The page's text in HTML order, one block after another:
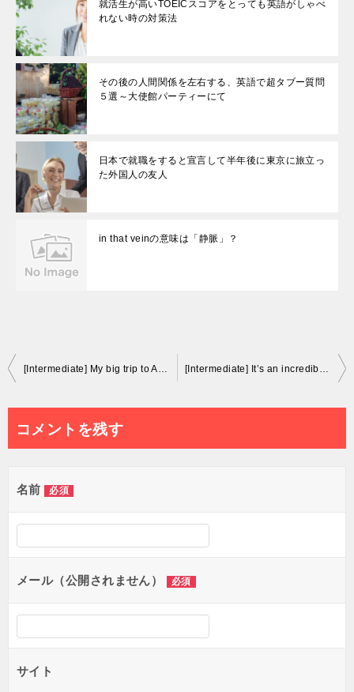
就活生が高いTOEICスコアをとっても英語がしゃべ
れない時の対策法
その後の人間関係を左右する、英語で超タブー質問
５選～大使館パーティーにて
日本で就職をすると宣言して半年後に東京に旅立っ
た外国人の友人
in that veinの意味は「静脈」？
投
ナ
ビ
ゲ
[Intermediate] My big trip to Australia and how to copy an Australian accent [Intermediate] It’s an incredibly picturesque region
コメントを残す
名前 必須
メール（公開されません） 必須
サイト